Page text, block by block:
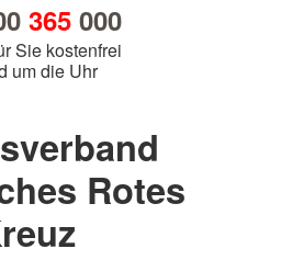
365000
Sie kostenfrei
um die Uhr
Rotes